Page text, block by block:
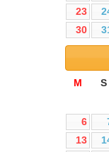
23
30
M S
6
13